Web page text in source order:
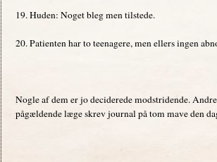
19. Huden: Noget bleg men tilstede.
20. Patienten har to teenagere, men ellers ingen
Nogle af dem er jo deciderede modstridende.
pågældende læge skrev journal på tom mave den